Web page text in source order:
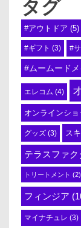
タグ
#アウトドア (5)
#ギフト (3) #
#ムームード
エレコム (4)
オンラインシ
グッズ (3) ス
テラスファク
トリートメント (2)
フィンジア
マイナチュレ (3)